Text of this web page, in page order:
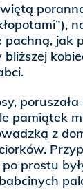
jak
pamiątek
z
prostu